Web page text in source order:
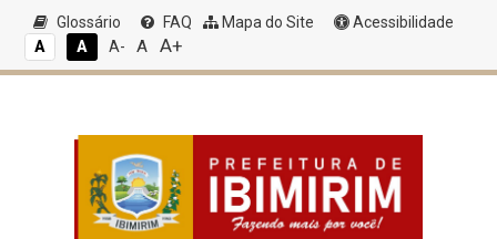
Glossário FAQ Mapa do Site
Acessibilidade
A
A A- A A+